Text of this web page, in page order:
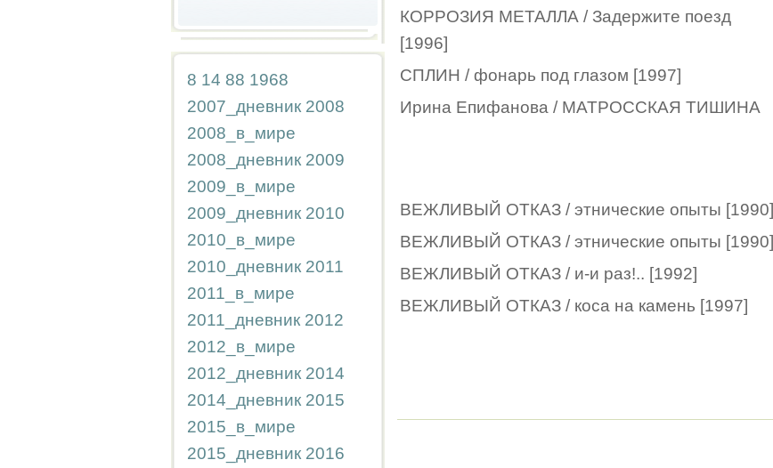
8 14 88 1968
2007_дневник 2008
2008_в_мире
2008_дневник 2009
2009_в_мире
2009_дневник 2010
2010_в_мире
2010_дневник 2011
2011_в_мире
2011_дневник 2012
2012_в_мире
2012_дневник 2014
2014_дневник 2015
2015_в_мире
2015_дневник 2016
КОРРОЗИЯ МЕТАЛЛА / Задержите поезд
[1996]
СПЛИН / фонарь под глазом [1997]
Ирина Епифанова / МАТРОССКАЯ ТИШИНА
ВЕЖЛИВЫЙ ОТКАЗ / этнические опыты [1990]
ВЕЖЛИВЫЙ ОТКАЗ / этнические опыты [1990]
ВЕЖЛИВЫЙ ОТКАЗ / и-и раз!.. [1992]
ВЕЖЛИВЫЙ ОТКАЗ / коса на камень [1997]